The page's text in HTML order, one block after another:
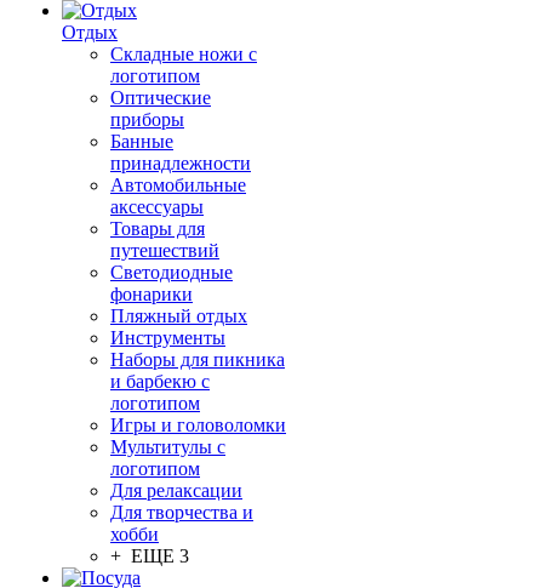
Отдых
Складные ножи с
логотипом
Оптические
приборы
Банные
принадлежности
Автомобильные
аксессуары
Товары для
путешествий
Светодиодные
фонарики
Пляжный отдых
Инструменты
Наборы для пикника
и барбекю с
логотипом
Игры и головоломки
Мультитулы с
логотипом
Для релаксации
Для творчества и
хобби
+ ЕЩЕ 3